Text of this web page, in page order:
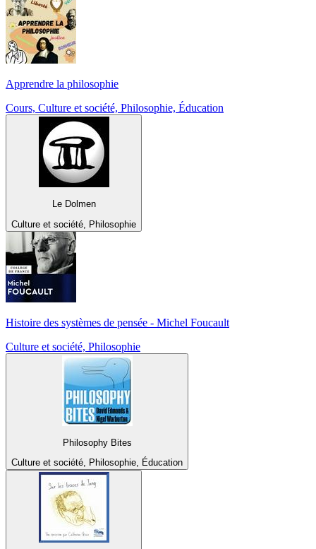
Apprendre la philosophie
Cours, Culture et société, Philosophie, Éducation
Le Dolmen
Culture et société, Philosophie
Histoire des systèmes de pensée - Michel Foucault
Culture et société, Philosophie
Philosophy Bites
Culture et société, Philosophie, Éducation